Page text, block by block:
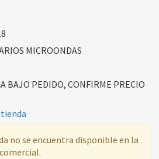
MICROONDAS
BAJO PEDIDO, CONFIRME PRECIO
no se encuentra disponible en la